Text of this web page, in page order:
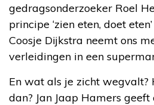
gedragsonderzoeker Roel
principe ‘zien eten, doet
Coosje Dijkstra neemt ons
verleidingen in een
En wat als je zicht wegvalt?
dan? Jan Jaap Hamers